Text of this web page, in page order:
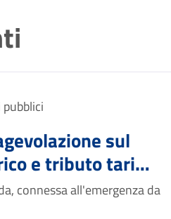
sul
e tributo tari
non domestiche
connessa all'emergenza da